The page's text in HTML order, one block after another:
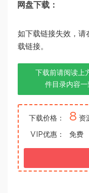
网盘下载：
如下载链接失效，请
载链接。
下载前请阅读
件目录内容
下载价格： 8 资
VIP优惠： 免费